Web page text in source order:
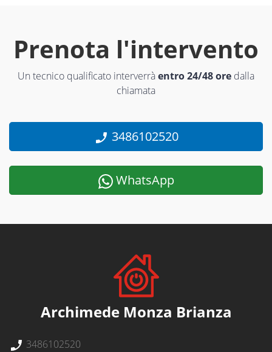
Prenota l'intervento
Un tecnico qualificato interverràentro 24/48 ore dalla
chiamata
3486102520
WhatsApp
Archimede Monza Brianza
3486102520